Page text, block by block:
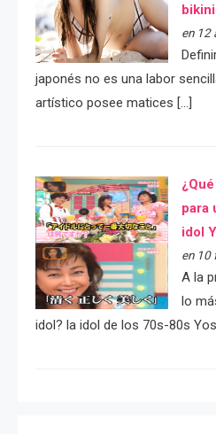
en 12
japonés no es una labor
artístico posee matices […]
para
idol
en 10
A la
lo
idol? la idol de los 70s-80s